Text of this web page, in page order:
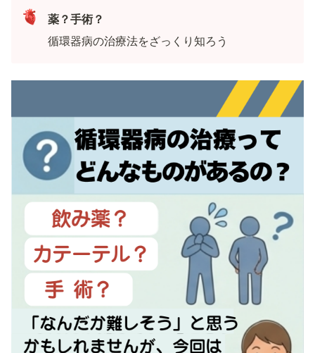
🫀
薬？手術？
循環器病の治療法をざっくり知ろう